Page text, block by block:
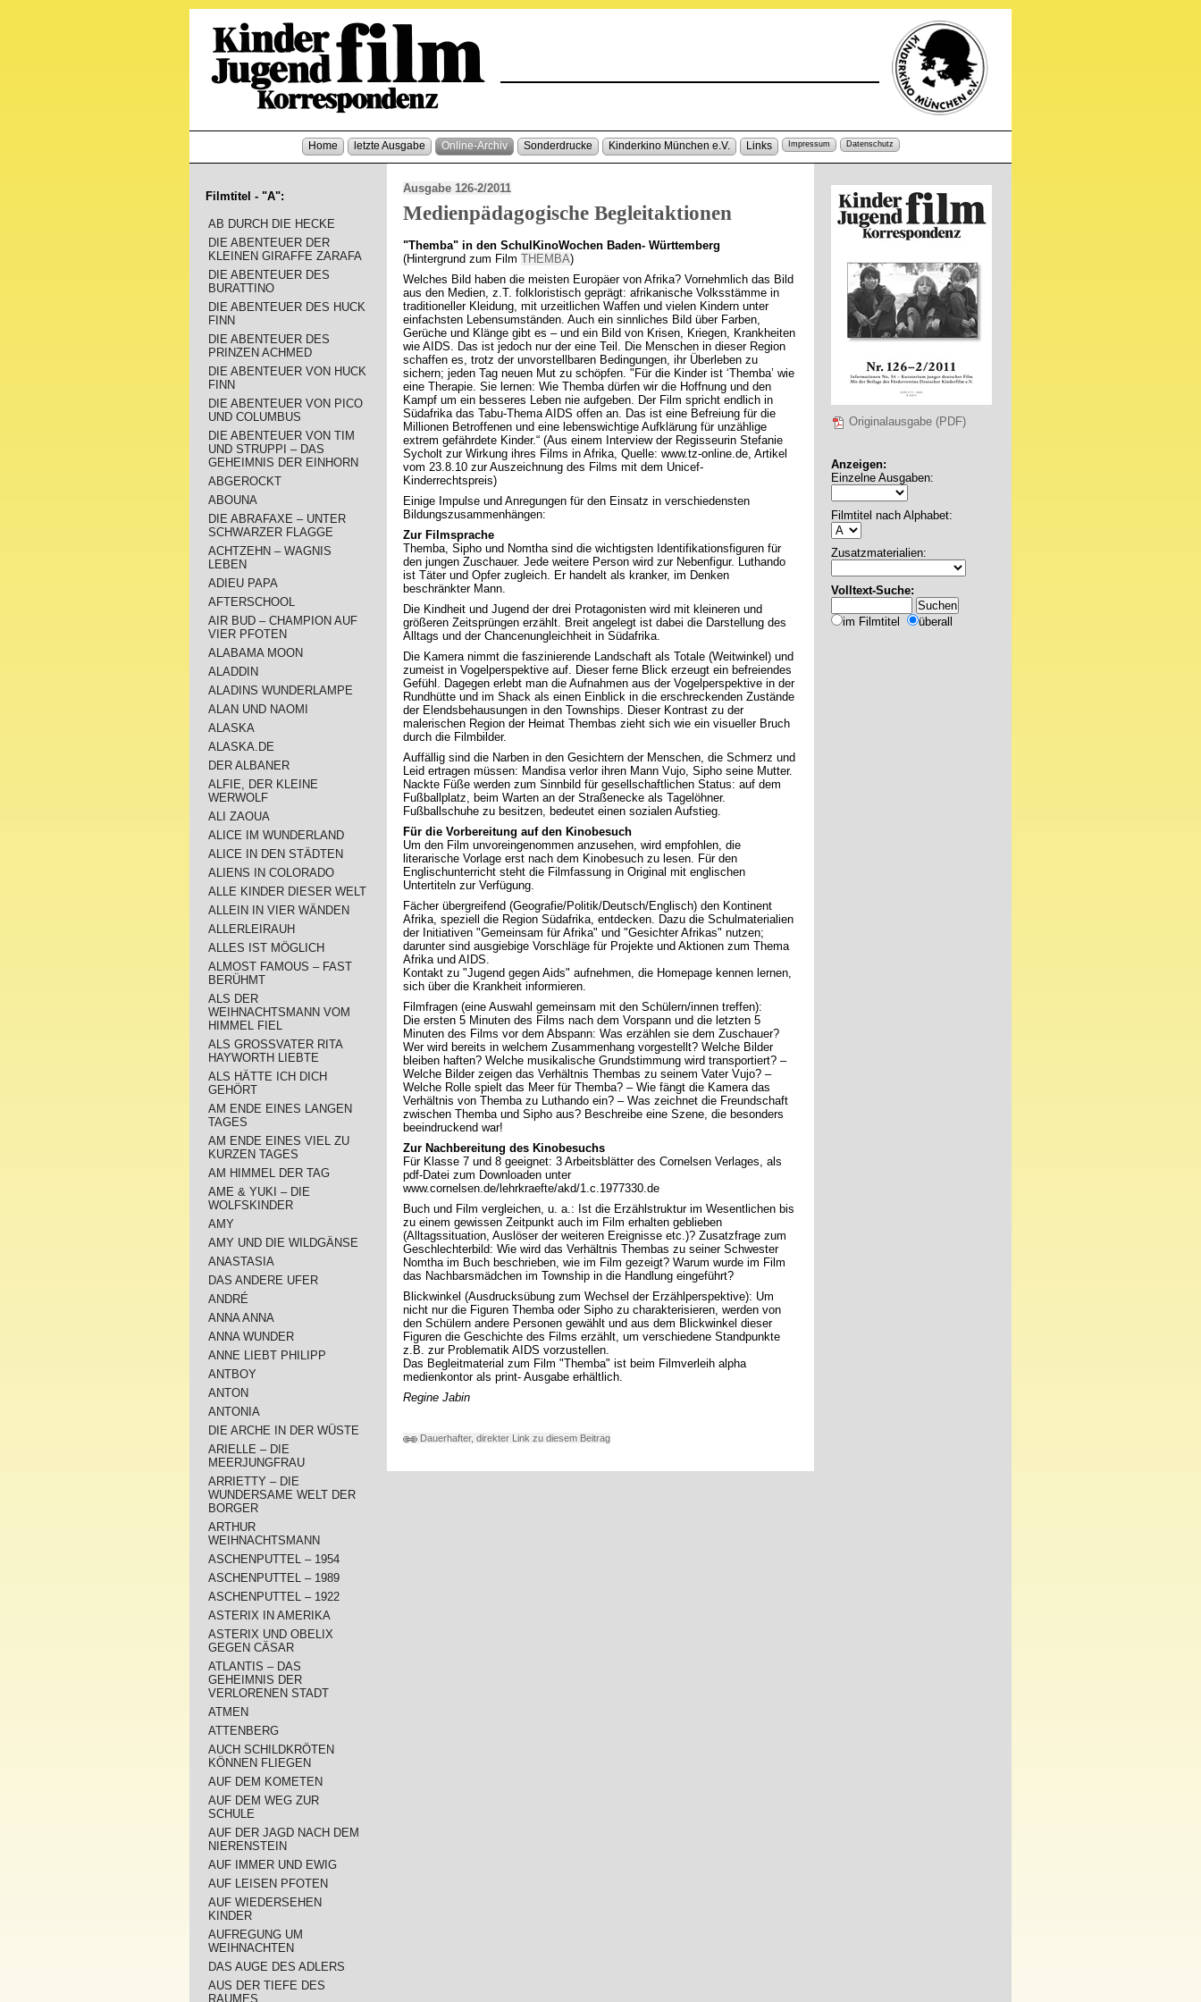
Home letzte Ausgabe Online-Archiv Sonderdrucke Kinderkino München e.V. Links Impressum Datenschutz
Ausgabe 126-2/2011
Medienpädagogische Begleitaktionen
"Themba" in den SchulKinoWochen Baden- Württemberg
(Hintergrund zum FilmTHEMBA)
Welches Bild haben die meisten Europäer von Afrika? Vornehmlich das Bild
aus den Medien, z.T. folkloristisch geprägt: afrikanische Volksstämme in
traditioneller Kleidung, mit urzeitlichen Waffen und vielen Kindern unter
einfachsten Lebensumständen. Auch ein sinnliches Bild über Farben,
Gerüche und Klänge gibt es – und ein Bild von Krisen, Kriegen, Krankheiten
wie AIDS. Das ist jedoch nur der eine Teil. Die Menschen in dieser Region
schaffen es, trotz der unvorstellbaren Bedingungen, ihr Überleben zu
sichern; jeden Tag neuen Mut zu schöpfen. "Für die Kinder ist ‘Themba’ wie
eine Therapie. Sie lernen: Wie Themba dürfen wir die Hoffnung und den
Kampf um ein besseres Leben nie aufgeben. Der Film spricht endlich in
Südafrika das Tabu-Thema AIDS offen an. Das ist eine Befreiung für die
Millionen Betroffenen und eine lebenswichtige Aufklärung für unzählige
extrem gefährdete Kinder.“ (Aus einem Interview der Regisseurin Stefanie
Sycholt zur Wirkung ihres Films in Afrika, Quelle: www.tz-online.de, Artikel
vom 23.8.10 zur Auszeichnung des Films mit dem Unicef-
Kinderrechtspreis)
Einige Impulse und Anregungen für den Einsatz in verschiedensten
Bildungszusammenhängen:
Zur Filmsprache
Themba, Sipho und Nomtha sind die wichtigsten Identifikationsfiguren für
den jungen Zuschauer. Jede weitere Person wird zur Nebenfigur. Luthando
ist Täter und Opfer zugleich. Er handelt als kranker, im Denken
beschränkter Mann.
Die Kindheit und Jugend der drei Protagonisten wird mit kleineren und
größeren Zeitsprüngen erzählt. Breit angelegt ist dabei die Darstellung des
Alltags und der Chancenungleichheit in Südafrika.
Die Kamera nimmt die faszinierende Landschaft als Totale (Weitwinkel) und
zumeist in Vogelperspektive auf. Dieser ferne Blick erzeugt ein befreiendes
Gefühl. Dagegen erlebt man die Aufnahmen aus der Vogelperspektive in der
Rundhütte und im Shack als einen Einblick in die erschreckenden Zustände
der Elendsbehausungen in den Townships. Dieser Kontrast zu der
malerischen Region der Heimat Thembas zieht sich wie ein visueller Bruch
durch die Filmbilder.
Auffällig sind die Narben in den Gesichtern der Menschen, die Schmerz und
Leid ertragen müssen: Mandisa verlor ihren Mann Vujo, Sipho seine Mutter.
Nackte Füße werden zum Sinnbild für gesellschaftlichen Status: auf dem
Fußballplatz, beim Warten an der Straßenecke als Tagelöhner.
Fußballschuhe zu besitzen, bedeutet einen sozialen Aufstieg.
Für die Vorbereitung auf den Kinobesuch
Um den Film unvoreingenommen anzusehen, wird empfohlen, die
literarische Vorlage erst nach dem Kinobesuch zu lesen. Für den
Englischunterricht steht die Filmfassung in Original mit englischen
Untertiteln zur Verfügung.
Fächer übergreifend (Geografie/Politik/Deutsch/Englisch) den Kontinent
Afrika, speziell die Region Südafrika, entdecken. Dazu die Schulmaterialien
der Initiativen "Gemeinsam für Afrika" und "Gesichter Afrikas" nutzen;
darunter sind ausgiebige Vorschläge für Projekte und Aktionen zum Thema
Afrika und AIDS.
Kontakt zu "Jugend gegen Aids" aufnehmen, die Homepage kennen lernen,
sich über die Krankheit informieren.
Filmfragen (eine Auswahl gemeinsam mit den Schülern/innen treffen):
Die ersten 5 Minuten des Films nach dem Vorspann und die letzten 5
Minuten des Films vor dem Abspann: Was erzählen sie dem Zuschauer?
Wer wird bereits in welchem Zusammenhang vorgestellt? Welche Bilder
bleiben haften? Welche musikalische Grundstimmung wird transportiert? –
Welche Bilder zeigen das Verhältnis Thembas zu seinem Vater Vujo? –
Welche Rolle spielt das Meer für Themba? – Wie fängt die Kamera das
Verhältnis von Themba zu Luthando ein? – Was zeichnet die Freundschaft
zwischen Themba und Sipho aus? Beschreibe eine Szene, die besonders
beeindruckend war!
Zur Nachbereitung des Kinobesuchs
Für Klasse 7 und 8 geeignet: 3 Arbeitsblätter des Cornelsen Verlages, als
pdf-Datei zum Downloaden unter
www.cornelsen.de/lehrkraefte/akd/1.c.1977330.de
Buch und Film vergleichen, u. a.: Ist die Erzählstruktur im Wesentlichen bis
zu einem gewissen Zeitpunkt auch im Film erhalten geblieben
(Alltagssituation, Auslöser der weiteren Ereignisse etc.)? Zusatzfrage zum
Geschlechterbild: Wie wird das Verhältnis Thembas zu seiner Schwester
Nomtha im Buch beschrieben, wie im Film gezeigt? Warum wurde im Film
das Nachbarsmädchen im Township in die Handlung eingeführt?
Blickwinkel (Ausdrucksübung zum Wechsel der Erzählperspektive): Um
nicht nur die Figuren Themba oder Sipho zu charakterisieren, werden von
den Schülern andere Personen gewählt und aus dem Blickwinkel dieser
Figuren die Geschichte des Films erzählt, um verschiedene Standpunkte
z.B. zur Problematik AIDS vorzustellen.
Das Begleitmaterial zum Film "Themba" ist beim Filmverleih alpha
medienkontor als print- Ausgabe erhältlich.
Regine Jabin
Dauerhafter, direkter Link zu diesem Beitrag
Filmtitel - "A":
AB DURCH DIE HECKE
DIE ABENTEUER DER
KLEINEN GIRAFFE ZARAFA
DIE ABENTEUER DES
BURATTINO
DIE ABENTEUER DES HUCK
FINN
DIE ABENTEUER DES
PRINZEN ACHMED
DIE ABENTEUER VON HUCK
FINN
DIE ABENTEUER VON PICO
UND COLUMBUS
DIE ABENTEUER VON TIM
UND STRUPPI – DAS
GEHEIMNIS DER EINHORN
ABGEROCKT
ABOUNA
DIE ABRAFAXE – UNTER
SCHWARZER FLAGGE
ACHTZEHN – WAGNIS
LEBEN
ADIEU PAPA
AFTERSCHOOL
AIR BUD – CHAMPION AUF
VIER PFOTEN
ALABAMA MOON
ALADDIN
ALADINS WUNDERLAMPE
ALAN UND NAOMI
ALASKA
ALASKA.DE
DER ALBANER
ALFIE, DER KLEINE
WERWOLF
ALI ZAOUA
ALICE IM WUNDERLAND
ALICE IN DEN STÄDTEN
ALIENS IN COLORADO
ALLE KINDER DIESER WELT
ALLEIN IN VIER WÄNDEN
ALLERLEIRAUH
ALLES IST MÖGLICH
ALMOST FAMOUS – FAST
BERÜHMT
ALS DER
WEIHNACHTSMANN VOM
HIMMEL FIEL
ALS GROSSVATER RITA
HAYWORTH LIEBTE
ALS HÄTTE ICH DICH
GEHÖRT
AM ENDE EINES LANGEN
TAGES
AM ENDE EINES VIEL ZU
KURZEN TAGES
AM HIMMEL DER TAG
AME & YUKI – DIE
WOLFSKINDER
AMY
AMY UND DIE WILDGÄNSE
ANASTASIA
DAS ANDERE UFER
ANDRÉ
ANNA ANNA
ANNA WUNDER
ANNE LIEBT PHILIPP
ANTBOY
ANTON
ANTONIA
DIE ARCHE IN DER WÜSTE
ARIELLE – DIE
MEERJUNGFRAU
ARRIETTY – DIE
WUNDERSAME WELT DER
BORGER
ARTHUR
WEIHNACHTSMANN
ASCHENPUTTEL – 1954
ASCHENPUTTEL – 1989
ASCHENPUTTEL – 1922
ASTERIX IN AMERIKA
ASTERIX UND OBELIX
GEGEN CÄSAR
ATLANTIS – DAS
GEHEIMNIS DER
VERLORENEN STADT
ATMEN
ATTENBERG
AUCH SCHILDKRÖTEN
KÖNNEN FLIEGEN
AUF DEM KOMETEN
AUF DEM WEG ZUR
SCHULE
AUF DER JAGD NACH DEM
NIERENSTEIN
AUF IMMER UND EWIG
AUF LEISEN PFOTEN
AUF WIEDERSEHEN
KINDER
AUFREGUNG UM
WEIHNACHTEN
DAS AUGE DES ADLERS
AUS DER TIEFE DES
RAUMES
Originalausgabe (PDF)
Anzeigen:
Einzelne Ausgaben:
Filmtitel nach Alphabet:
Zusatzmaterialien:
Volltext-Suche:
im Filmtitel überall